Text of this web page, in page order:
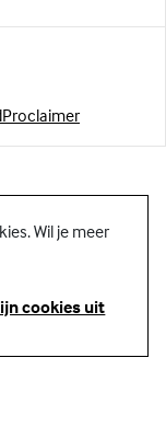
Proclaimer
Wil je meer
cookies uit